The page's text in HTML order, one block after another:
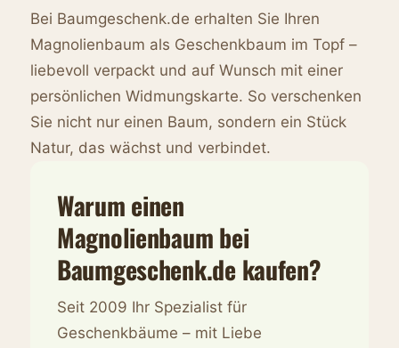
Bei Baumgeschenk.de erhalten Sie Ihren
Magnolienbaum als Geschenkbaum im Topf –
liebevoll verpackt und auf Wunsch mit einer
persönlichen Widmungskarte. So verschenken
Sie nicht nur einen Baum, sondern ein Stück
Natur, das wächst und verbindet.
Warum einen
Magnolienbaum bei
Baumgeschenk.de kaufen?
Seit 2009 Ihr Spezialist für
Geschenkbäume – mit Liebe